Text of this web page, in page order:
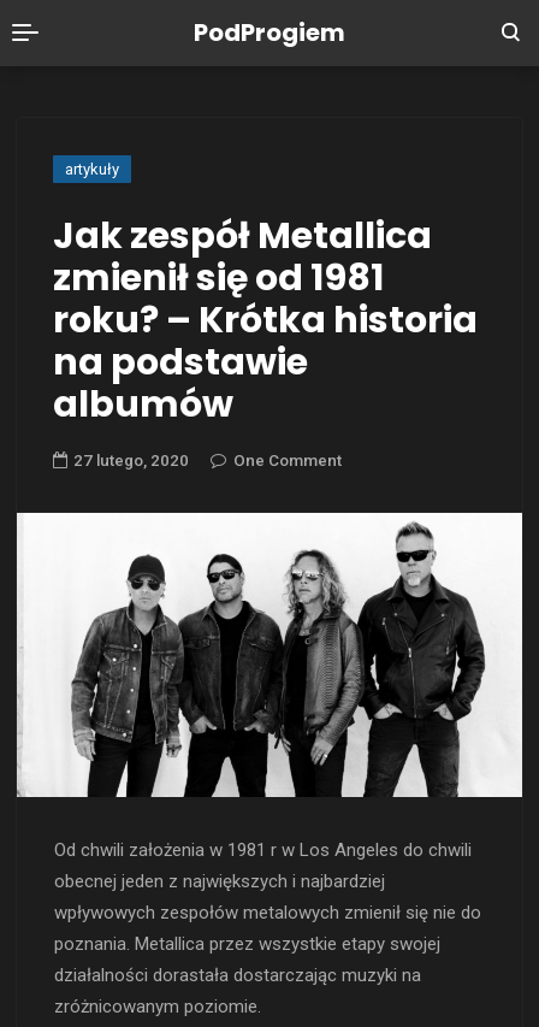
PodProgiem
artykuły
Jak zespół Metallica
zmienił się od 1981
roku? – Krótka historia
na podstawie
albumów
27 lutego, 2020 One Comment
Od chwili założenia w 1981 r w Los Angeles do chwili
obecnej jeden z największych i najbardziej
wpływowych zespołów metalowych zmienił się nie do
poznania. Metallica przez wszystkie etapy swojej
działalności dorastała dostarczając muzyki na
zróżnicowanym poziomie.